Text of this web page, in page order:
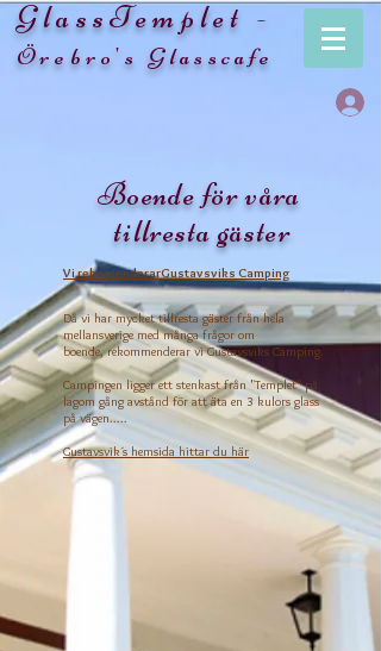
GlassTemplet -
Örebro's Glasscafe
Boende för våra
tillresta gäster
Vi rekomenderarGustavsviks Camping
Då vi har myckettillrestagäster från hela
mellansverige med många frågor om
boende,rekommenderarvi Gustavsviks Camping.
Campingen ligger ett stenkast från "Templet" på
lagom gångavståndför att äta en 3 kulors glass
på vägen.....
Gustavsvik´s hemsida hittar du här